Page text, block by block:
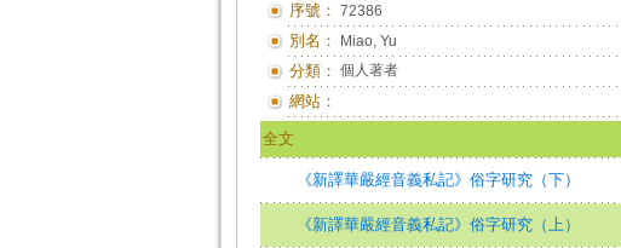
序號： 72386
別名： Miao, Yu
分類： 個人著者
網站：
全文
《新譯華嚴經音義私記》俗字研究（下）
《新譯華嚴經音義私記》俗字研究（上）